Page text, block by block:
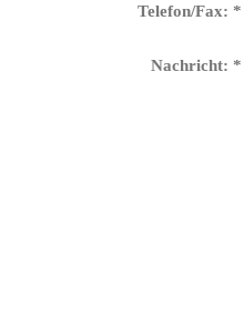
Telefon/Fax: *
Nachricht: *